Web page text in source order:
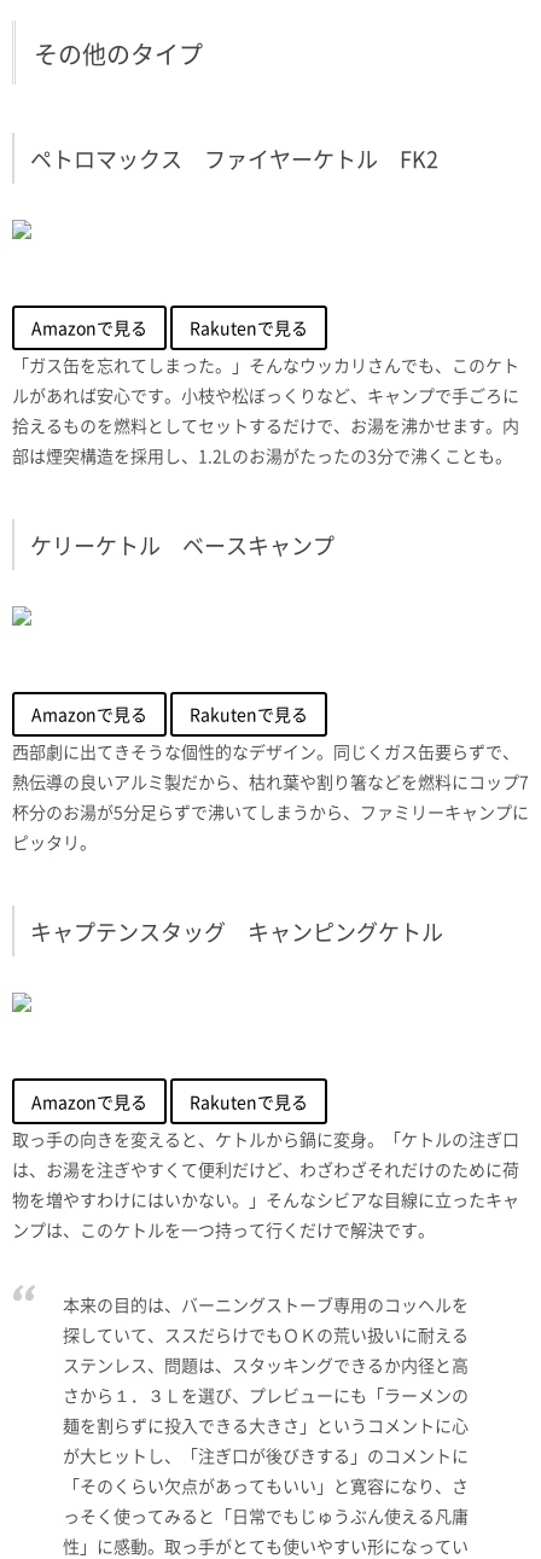
その他のタイプ
ペトロマックス ファイヤーケトル FK2
Amazonで見る
Rakutenで見る
「ガス缶を忘れてしまった。」そんなウッカリさんでも、このケト
ルがあれば安心です。小枝や松ぼっくりなど、キャンプで手ごろに
拾えるものを燃料としてセットするだけで、お湯を沸かせます。内
部は煙突構造を採用し、1.2Lのお湯がたったの3分で沸くことも。
ケリーケトル ベースキャンプ
Amazonで見る
Rakutenで見る
西部劇に出てきそうな個性的なデザイン。同じくガス缶要らずで、
熱伝導の良いアルミ製だから、枯れ葉や割り箸などを燃料にコップ7
杯分のお湯が5分足らずで沸いてしまうから、ファミリーキャンプに
ピッタリ。
キャプテンスタッグ キャンピングケトル
Amazonで見る
Rakutenで見る
取っ手の向きを変えると、ケトルから鍋に変身。「ケトルの注ぎ口
は、お湯を注ぎやすくて便利だけど、わざわざそれだけのために荷
物を増やすわけにはいかない。」そんなシビアな目線に立ったキャ
ンプは、このケトルを一つ持って行くだけで解決です。
本来の目的は、バーニングストーブ専用のコッヘルを
探していて、ススだらけでもＯＫの荒い扱いに耐える
ステンレス、問題は、スタッキングできるか内径と高
さから１．３Ｌを選び、プレビューにも「ラーメンの
麺を割らずに投入できる大きさ」というコメントに心
が大ヒットし、「注ぎ口が後びきする」のコメントに
「そのくらい欠点があってもいい」と寛容になり、さ
っそく使ってみると「日常でもじゅうぶん使える凡庸
性」に感動。取っ手がとても使いやすい形になってい